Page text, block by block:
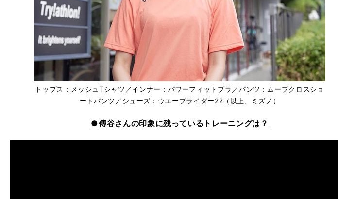
トップス：メッシュTシャツ／インナー：パワーフィットブラ／パンツ：ムーブクロスショ
ートパンツ／シューズ：ウエーブライダー22（以上、ミズノ）
●傳谷さんの印象に残っているトレーニングは？